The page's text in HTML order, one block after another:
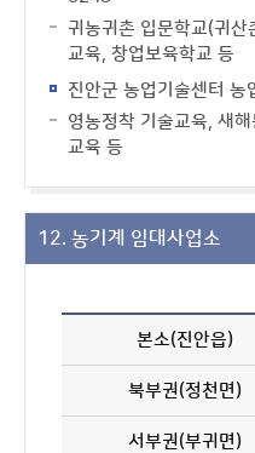
귀농귀촌 입문학교(귀
교육, 창업보육학교 등
진안군 농업기술센터
영농정착 기술교육, 새
교육 등
12. 농기계 임대사업소
본소(진안읍)
북부권(정천면)
서부권(부귀면)